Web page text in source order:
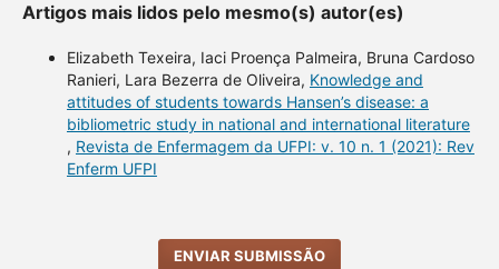
Artigos mais lidos pelo mesmo(s) autor(es)
Elizabeth Texeira, Iaci Proença Palmeira, Bruna Cardoso
Ranieri, Lara Bezerra de Oliveira, Knowledge and
attitudes of students towards Hansen’s disease: a
bibliometric study in national and international literature
, Revista de Enfermagem da UFPI: v. 10 n. 1 (2021): Rev
Enferm UFPI
ENVIAR SUBMISSÃO